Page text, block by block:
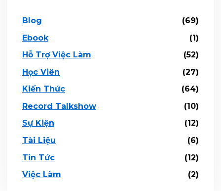
Blog
(69)
Ebook
(1)
Hỗ Trợ Việc Làm
(52)
Học Viên
(27)
Kiến Thức
(64)
Record Talkshow
(10)
Sự Kiện
(12)
Tài Liệu
(6)
Tin Tức
(12)
Việc Làm
(2)